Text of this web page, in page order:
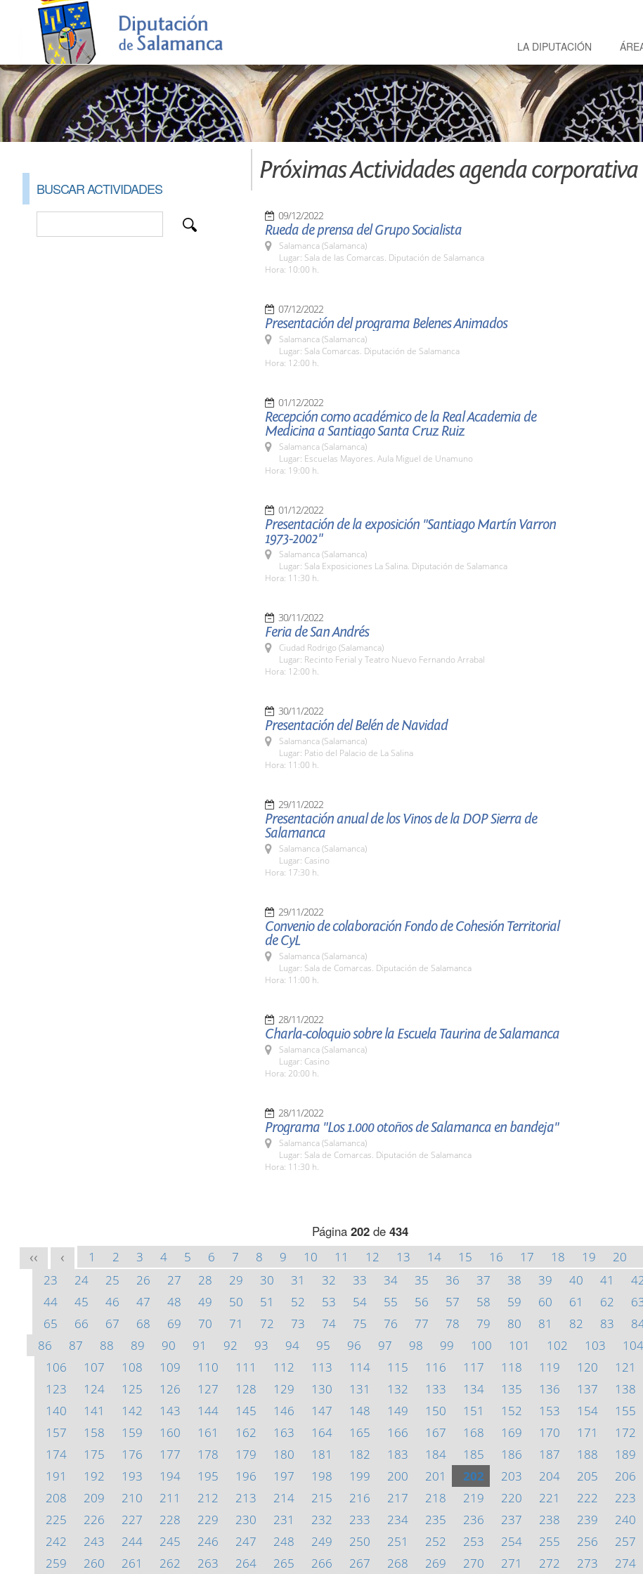
LA DIPUTACIÓN
BUSCAR ACTIVIDADES
Próximas Actividades agenda corporativa
09/12/2022
Rueda de prensa del Grupo Socialista
Salamanca (Salamanca)
Lugar: Sala de las Comarcas. Diputación de Salamanca
Hora: 10:00 h.
07/12/2022
Presentación del programa Belenes Animados
Salamanca (Salamanca)
Lugar: Sala Comarcas. Diputación de Salamanca
Hora: 12:00 h.
01/12/2022
Recepción como académico de la Real Academia de
Medicina a Santiago Santa Cruz Ruiz
Salamanca (Salamanca)
Lugar: Escuelas Mayores. Aula Miguel de Unamuno
Hora: 19:00 h.
01/12/2022
Presentación de la exposición "Santiago Martín Varron
1973-2002"
Salamanca (Salamanca)
Lugar: Sala Exposiciones La Salina. Diputación de Salamanca
Hora: 11:30 h.
30/11/2022
Feria de San Andrés
Ciudad Rodrigo (Salamanca)
Lugar: Recinto Ferial y Teatro Nuevo Fernando Arrabal
Hora: 12:00 h.
30/11/2022
Presentación del Belén de Navidad
Salamanca (Salamanca)
Lugar: Patio del Palacio de La Salina
Hora: 11:00 h.
29/11/2022
Presentación anual de los Vinos de la DOP Sierra de
Salamanca
Salamanca (Salamanca)
Lugar: Casino
Hora: 17:30 h.
29/11/2022
Convenio de colaboración Fondo de Cohesión Territorial
de CyL
Salamanca (Salamanca)
Lugar: Sala de Comarcas. Diputación de Salamanca
Hora: 11:00 h.
28/11/2022
Charla-coloquio sobre la Escuela Taurina de Salamanca
Salamanca (Salamanca)
Lugar: Casino
Hora: 20:00 h.
28/11/2022
Programa "Los 1.000 otoños de Salamanca en bandeja"
Salamanca (Salamanca)
Lugar: Sala de Comarcas. Diputación de Salamanca
Hora: 11:30 h.
Página 202de 434
<< < 1 2 3 4 5 6 7 8 9 10 11 12 13 14 15 16 17 18 19 20
23
24 25 26 27 28 29 30 31 32 33 34 35 36 37 38 39 40 41
44
45 46 47 48 49 50 51 52 53 54 55 56 57 58 59 60 61 62
65
66 67 68 69 70 71 72 73 74 75 76 77 78 79 80 81 82 83
86
87 88 89 90 91 92 93 94 95 96 97 98 99 100 101 102 103 104
106
107 108 109 110 111 112 113 114 115 116 117 118 119 120 121
123
124 125 126 127 128 129 130 131 132 133 134 135 136 137 138
140
141 142 143 144 145 146 147 148 149 150 151 152 153 154 155
157
158 159 160 161 162 163 164 165 166 167 168 169 170 171 172
174
175 176 177 178 179 180 181 182 183 184 185 186 187 188 189
191
192 193 194 195 196 197 198 199 200 201 202 203 204 205 206
208
209 210 211 212 213 214 215 216 217 218 219 220 221 222 223
225
226 227 228 229 230 231 232 233 234 235 236 237 238 239 240
242
243 244 245 246 247 248 249 250 251 252 253 254 255 256 257
259
260 261 262 263 264 265 266 267 268 269 270 271 272 273 274